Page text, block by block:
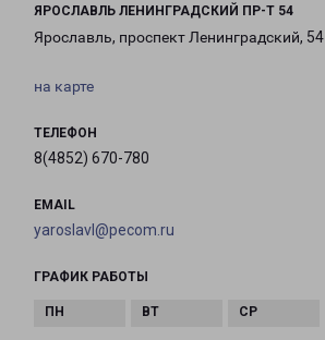
ЯРОСЛАВЛЬ ЛЕНИНГРАДСКИЙ ПР-Т 54
Ярославль, проспект Ленинградский, 54
на карте
ТЕЛЕФОН
8(4852) 670-780
EMAIL
yaroslavl@pecom.ru
ГРАФИК РАБОТЫ